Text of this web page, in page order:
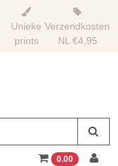
Unieke
prints
Verzendkosten
NL €4,95
0.00